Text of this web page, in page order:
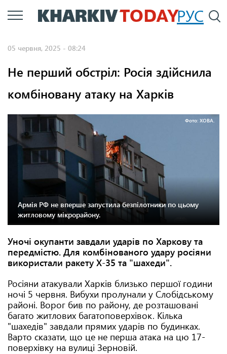
Перейти
до
РУС
05 червня, 2025 - 08:24
Не перший обстріл: Росія здійснила
комбіновану атаку на Харків
Фото: ХОВА.
Армія РФ не вперше запустила безпілотники по цьому
житловому мікрорайону.
Уночі окупанти завдали ударів по Харкову та
передмістю. Для комбінованого удару росіяни
використали ракету Х-35 та "шахеди".
Росіяни атакували Харків близько першої години
ночі 5 червня. Вибухи пролунали у Слобідському
районі. Ворог бив по району, де розташовані
багато житлових багатоповерхівок. Кілька
"шахедів" завдали прямих ударів по будинках.
Варто сказати, що це не перша атака на цю 17-
поверхівку на вулиці Зерновій.